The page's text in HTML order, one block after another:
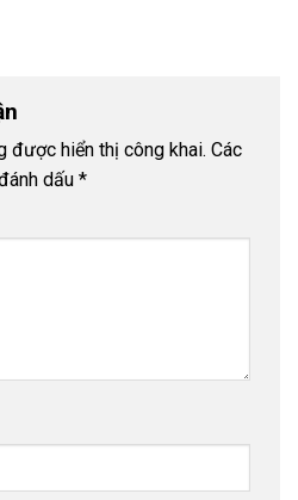
được hiển thị công khai. Các
dấu *